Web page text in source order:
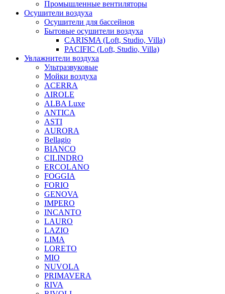
Промышленные вентиляторы
Осушители воздуха
Осушители для бассейнов
Бытовые осушители воздуха
CARISMA (Loft, Studio, Villa)
PACIFIC (Loft, Studio, Villa)
Увлажнители воздуха
Ультразвуковые
Мойки воздуха
ACERRA
AIROLE
ALBA Luxe
ANTICA
ASTI
AURORA
Bellagio
BIANCO
CILINDRO
ERCOLANO
FOGGIA
FORIO
GENOVA
IMPERO
INCANTO
LAURO
LAZIO
LIMA
LORETO
MIO
NUVOLA
PRIMAVERA
RIVA